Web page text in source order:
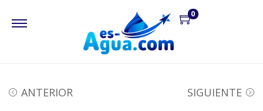
0
ANTERIOR SIGUIENTE